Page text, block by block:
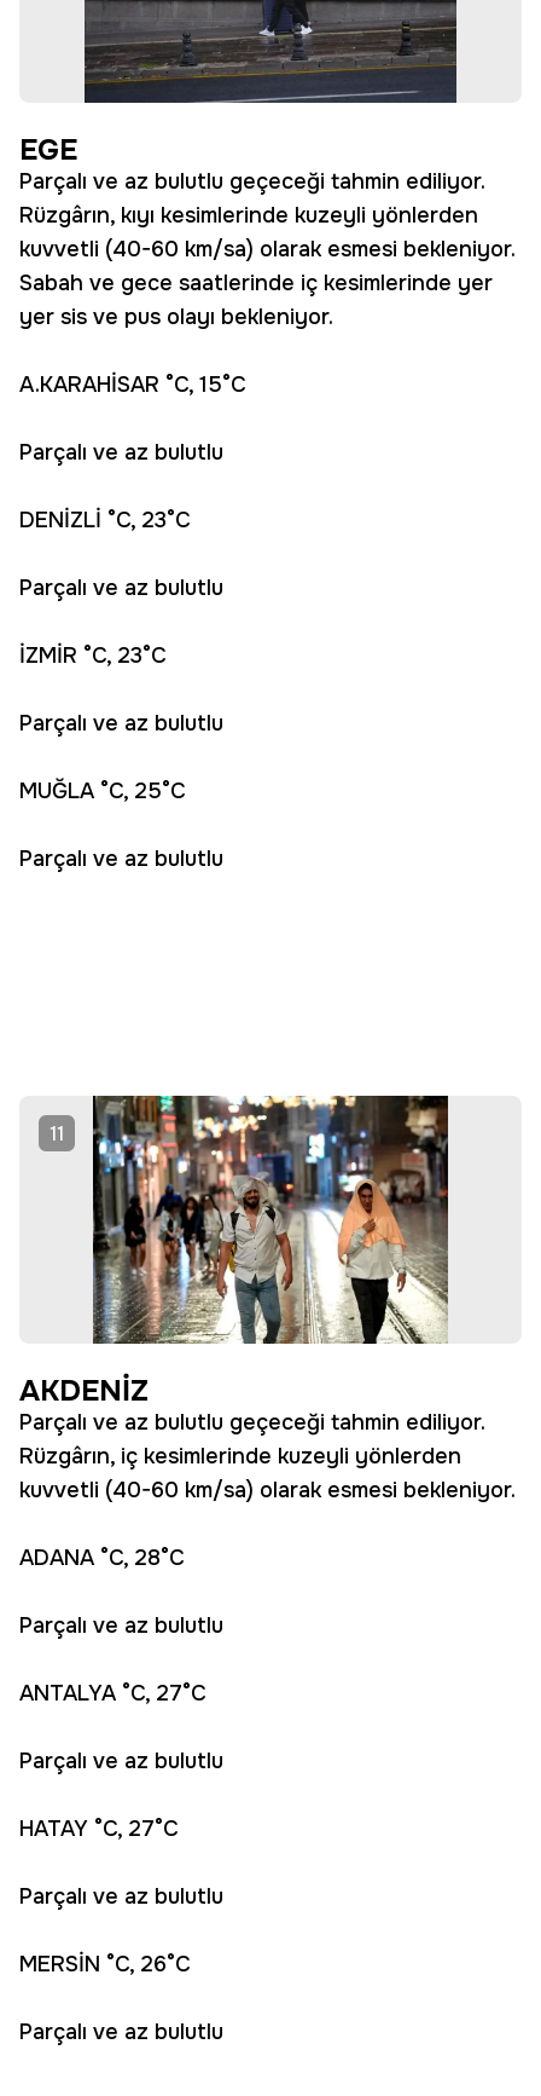
EGE
Parçalı ve az bulutlu geçeceği tahmin ediliyor.
Rüzgârın, kıyı kesimlerinde kuzeyli yönlerden
kuvvetli (40-60 km/sa) olarak esmesi bekleniyor.
Sabah ve gece saatlerinde iç kesimlerinde yer
yer sis ve pus olayı bekleniyor.
A.KARAHİSAR °C, 15°C
Parçalı ve az bulutlu
DENİZLİ °C, 23°C
Parçalı ve az bulutlu
İZMİR °C, 23°C
Parçalı ve az bulutlu
MUĞLA °C, 25°C
Parçalı ve az bulutlu
11
AKDENİZ
Parçalı ve az bulutlu geçeceği tahmin ediliyor.
Rüzgârın, iç kesimlerinde kuzeyli yönlerden
kuvvetli (40-60 km/sa) olarak esmesi bekleniyor.
ADANA °C, 28°C
Parçalı ve az bulutlu
ANTALYA °C, 27°C
Parçalı ve az bulutlu
HATAY °C, 27°C
Parçalı ve az bulutlu
MERSİN °C, 26°C
Parçalı ve az bulutlu